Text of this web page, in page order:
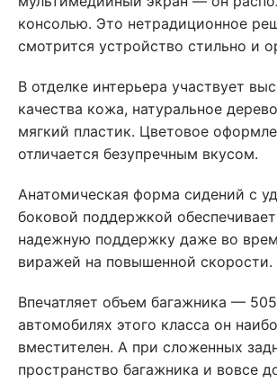
консолью. Это нетрадиционное
смотрится устройство стильно и
В отделке интерьера участвует
качества кожа, натуральное
мягкий пластик. Цветовое
отличается безупречным вкусом.
Анатомическая форма сидений с
боковой поддержкой
надежную поддержку даже во
виражей на повышенной скорости.
Впечатляет объем багажника —
автомобилях этого класса он
вместителен. А при сложенных
пространство багажника и вовсе